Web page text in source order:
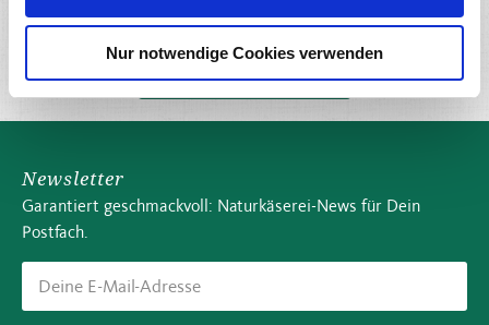
Nur notwendige Cookies verwenden
Genieße Vielfalt
Newsletter
Garantiert geschmackvoll: Naturkäserei-News für Dein
Postfach.